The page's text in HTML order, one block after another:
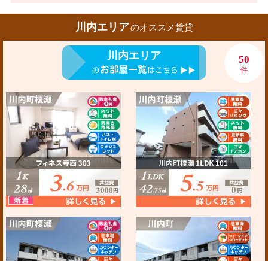
川内エリアのオススメ賃貸
川内エリア 50
件